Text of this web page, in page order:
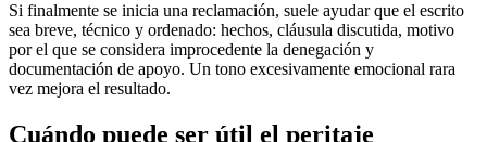
Si finalmente se inicia una reclamación, suele ayudar que el escrito
sea breve, técnico y ordenado: hechos, cláusula discutida, motivo
por el que se considera improcedente la denegación y
documentación de apoyo. Un tono excesivamente emocional rara
vez mejora el resultado.
Cuándo puede ser útil el peritaje